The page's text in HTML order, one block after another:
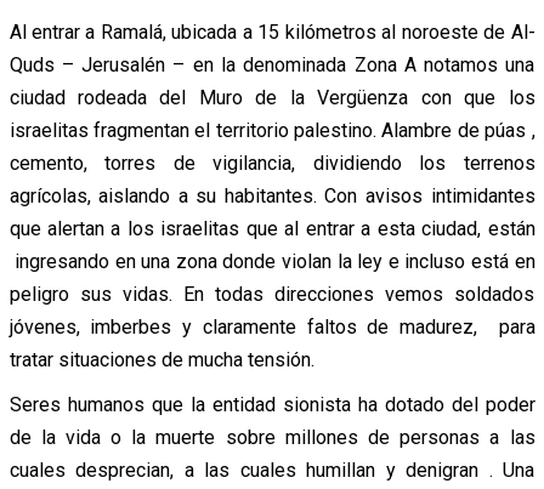
Al entrar a Ramalá, ubicada a 15 kilómetros al noroeste de Al-
Quds – Jerusalén – en la denominada Zona A notamos una
ciudad rodeada del Muro de la Vergüenza con que los
israelitas fragmentan el territorio palestino. Alambre de púas ,
cemento, torres de vigilancia, dividiendo los terrenos
agrícolas, aislando a su habitantes. Con avisos intimidantes
que alertan a los israelitas que al entrar a esta ciudad, están
ingresando en una zona donde violan la ley e incluso está en
peligro sus vidas. En todas direcciones vemos soldados
jóvenes, imberbes y claramente faltos de madurez, para
tratar situaciones de mucha tensión.
Seres humanos que la entidad sionista ha dotado del poder
de la vida o la muerte sobre millones de personas a las
cuales desprecian, a las cuales humillan y denigran . Una